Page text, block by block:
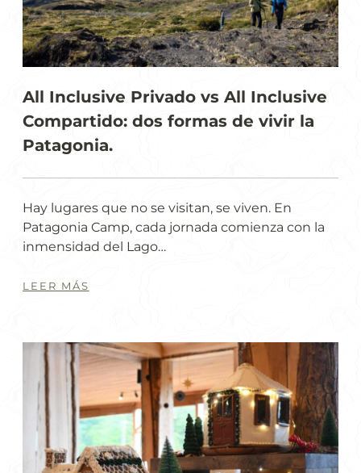
All Inclusive Privado vs All Inclusive
Compartido: dos formas de vivir la
Patagonia.
Hay lugares que no se visitan, se viven. En
Patagonia Camp, cada jornada comienza con la
inmensidad del Lago…
LEER MÁS